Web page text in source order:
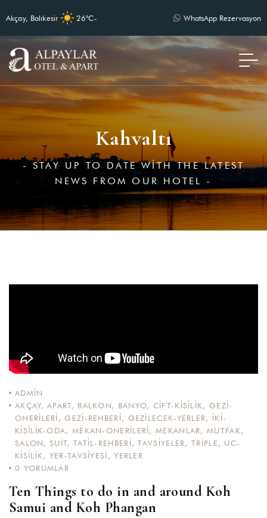
Akçay, Balıkesir 26°C- WhatsApp Rezervasyon
Kahvaltı
- STAY UP TO DATE WITH THE LATEST
NEWS FROM OUR HOTEL -
ADMIN
AKÇAY,APART, BALKON, BANYO, CIFT-KISILIK , GEZI-
ONERILERI ,GEZI-REHBERI, GEZILECEK-YERLER, IKI-
KISILIK-ODA, MEKAN-ONERILERI,MEKANLAR,MUTFAK ,
SALON ,SUIT, TATIL-REHBERI,TAVSIYELER,TRIPLE , UC-
KISILIK , YER-TAVSIYESI ,YERLER
0 YORUMLAR
Ten Things to do in and around Koh
Samui and Koh Phangan